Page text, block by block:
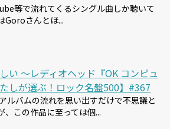
等で流れてくるシングル曲しか聴いて
Goroさんとほ...
い 〜レディオヘッド『OK コンピュ
しが選ぶ！ロック名盤500】#367
ルバムの流れを思い出すだけで不思議と
、この作品に至っては個...